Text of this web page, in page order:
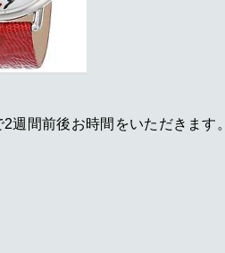
間前後お時間をいただきます。